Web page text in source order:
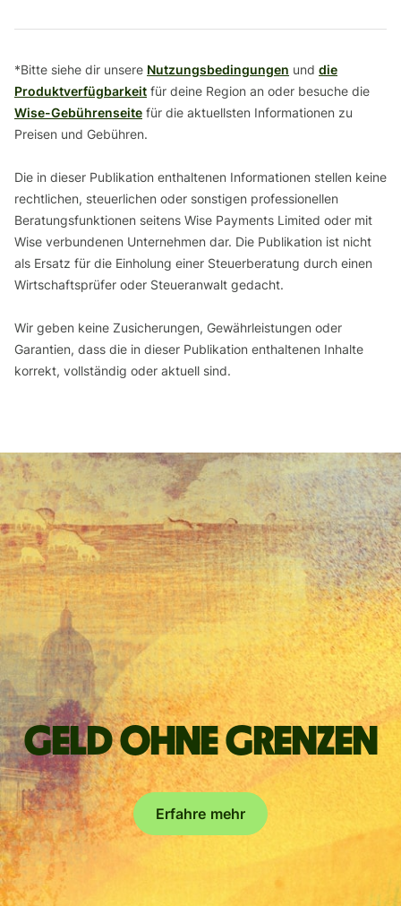
*Bitte siehe dir unsere Nutzungsbedingungen und die
Produktverfügbarkeit für deine Region an oder besuche die
Wise-Gebührenseite für die aktuellsten Informationen zu
Preisen und Gebühren.
Die in dieser Publikation enthaltenen Informationen stellen keine
rechtlichen, steuerlichen oder sonstigen professionellen
Beratungsfunktionen seitens Wise Payments Limited oder mit
Wise verbundenen Unternehmen dar. Die Publikation ist nicht
als Ersatz für die Einholung einer Steuerberatung durch einen
Wirtschaftsprüfer oder Steueranwalt gedacht.
Wir geben keine Zusicherungen, Gewährleistungen oder
Garantien, dass die in dieser Publikation enthaltenen Inhalte
korrekt, vollständig oder aktuell sind.
Geld ohne Grenzen
Erfahre mehr